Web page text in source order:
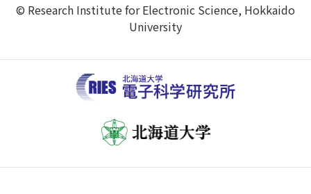
© Research Institute for Electronic Science, Hokkaido
University